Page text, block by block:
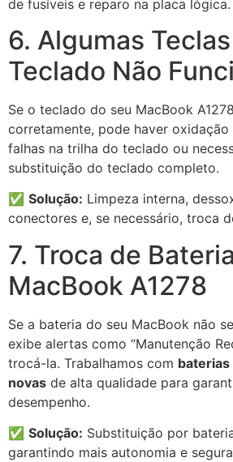
de fusíveis e reparo na placa lógica.
6. Algumas
Teclado Não
Se o teclado do seu MacBook
corretamente, pode haver oxidação
falhas na trilha do teclado ou
substituição do teclado completo.
✅ Solução: Limpeza interna,
conectores e, se necessário, troca
7. Troca de
MacBook A1278
Se a bateria do seu MacBook não
exibe alertas como “Manutenção
trocá-la. Trabalhamos com
novas de alta qualidade para
desempenho.
✅ Solução: Substituição por
garantindo mais autonomia e